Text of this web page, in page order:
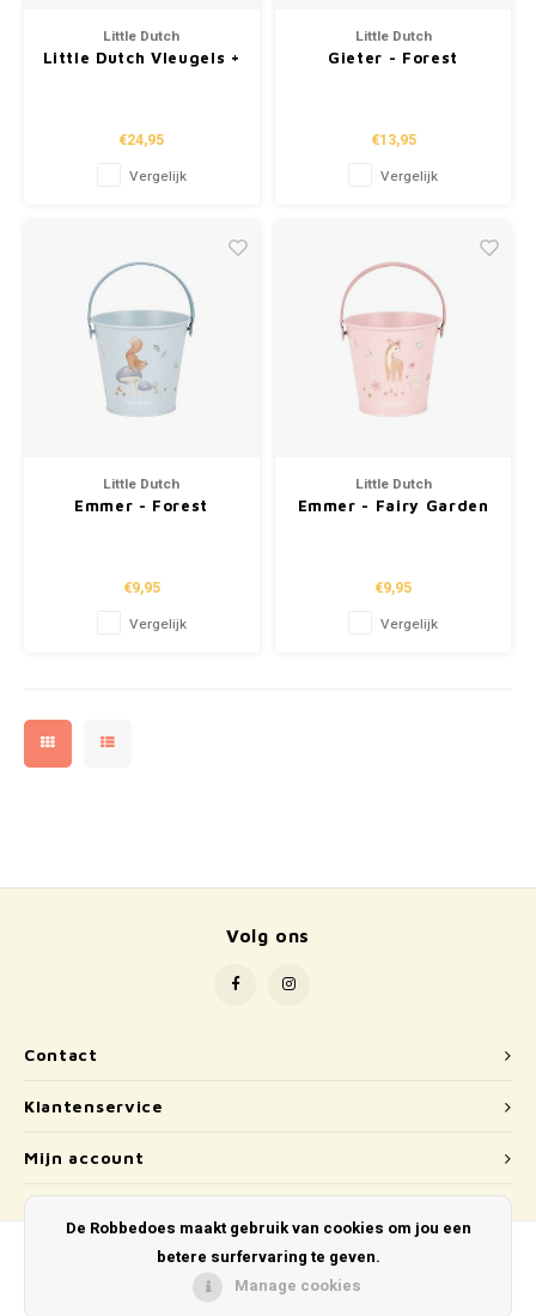
Little Dutch
Little Dutch Vleugels +
€24,95
Vergelijk
Little Dutch
Gieter - Forest
€13,95
Vergelijk
Little Dutch
Emmer - Forest
€9,95
Vergelijk
Little Dutch
Emmer - Fairy Garden
€9,95
Vergelijk
Contact
Volg ons
Klantenservice
Mijn account
© Copyright 2026 De Robbedoes - Powered byLightspeed
De Robbedoes maakt gebruik van cookies om jou een
betere surfervaring te geven.
Manage cookies